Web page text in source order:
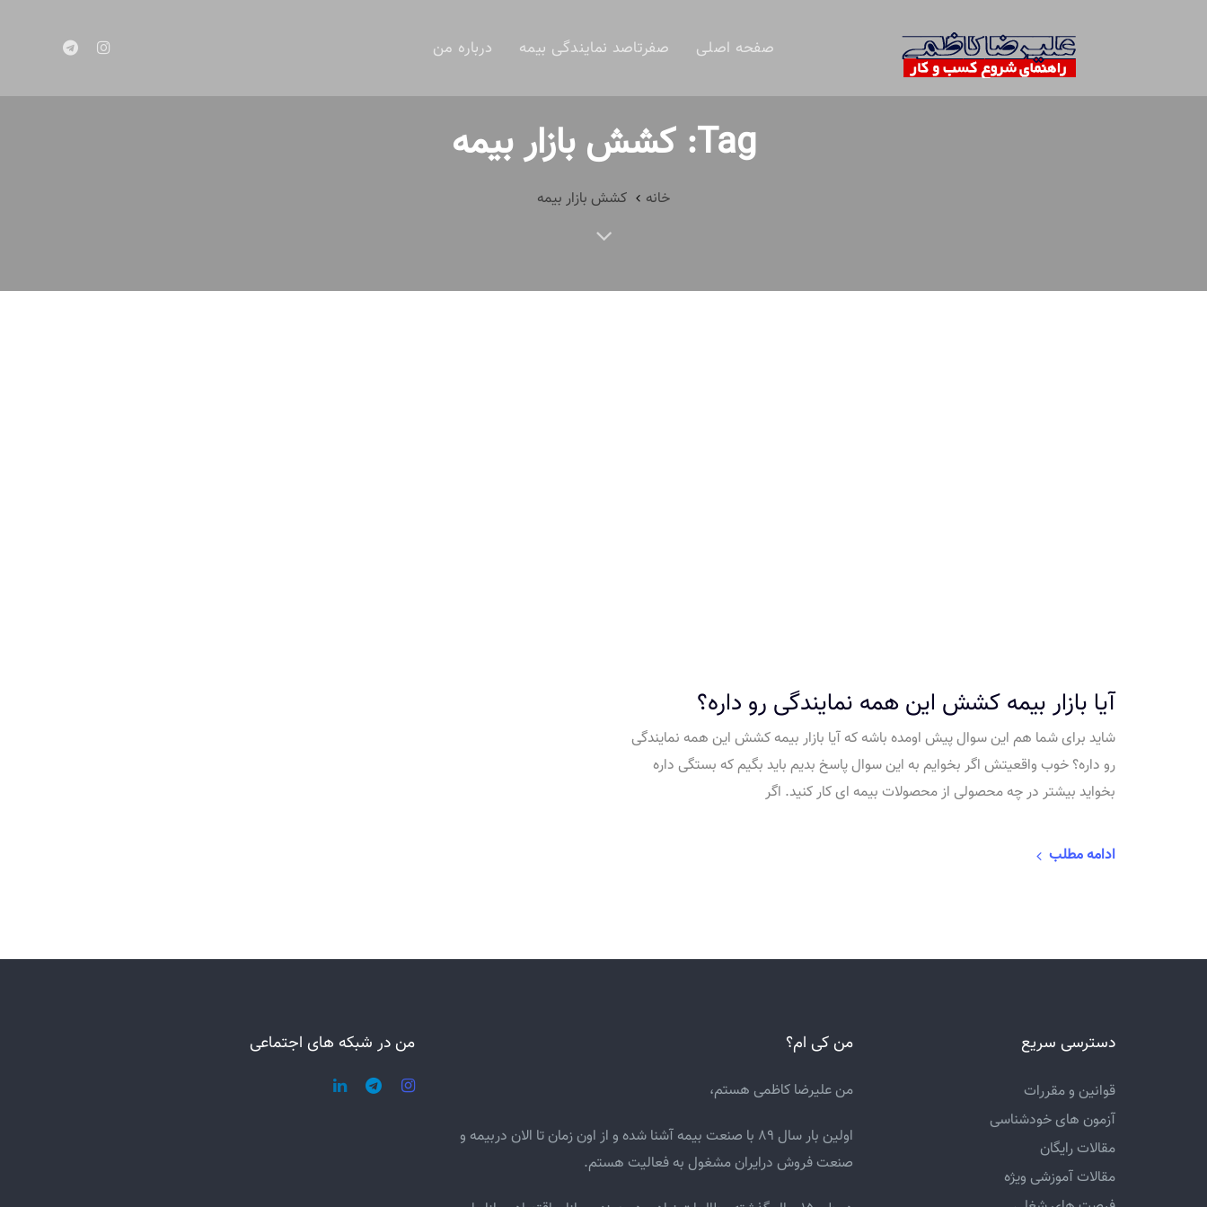
صفحه اصلی صفرتاصد نمایندگی بیمه درباره من
Tag: کشش بازار بیمه
خانه کشش بازار بیمه
آیا بازار بیمه کشش این همه نمایندگی رو داره؟
شاید برای شما هم این سوال پیش اومده باشه که آیا بازار بیمه کشش این همه نمایندگی
رو داره؟ خوب واقعیتش اگر بخوایم به این سوال پاسخ بدیم باید بگیم که بستگی داره
بخواید بیشتر در چه محصولی از محصولات بیمه ای کار کنید. اگر
ادامه مطلب
دسترسی سریع
قوانین و مقررات
آزمون های خودشناسی
مقالات رایگان
مقالات آموزشی ویژه
من کی ام؟
من علیرضا کاظمی هستم،
اولین بار سال 89 با صنعت بیمه آشنا شده و از اون زمان تا الان دربیمه و
صنعت فروش درایران مشغول به فعالیت هستم.
من در شبکه های اجتماعی